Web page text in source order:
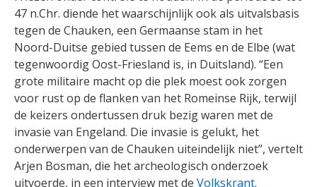
47 n.Chr. diende het waarschijnlijk ook als uitvalsbasis
tegen de Chauken, een Germaanse stam in het
Noord-Duitse gebied tussen de Eems en de Elbe (wat
tegenwoordig Oost-Friesland is, in Duitsland). “Een
grote militaire macht op die plek moest ook zorgen
voor rust op de flanken van het Romeinse Rijk, terwijl
de keizers ondertussen druk bezig waren met de
invasie van Engeland. Die invasie is gelukt, het
onderwerpen van de Chauken uiteindelijk niet”, vertelt
Arjen Bosman, die het archeologisch onderzoek
uitvoerde, in een interview met de Volkskrant.